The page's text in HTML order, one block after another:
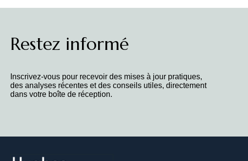
Restez informé
Inscrivez-vous pour recevoir des mises à jour pratiques,
des analyses récentes et des conseils utiles, directement
dans votre boîte de réception.